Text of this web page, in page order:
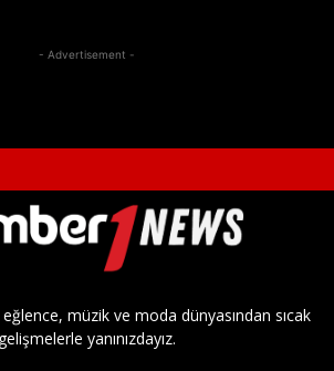
- Advertisement -
müzik ve moda dünyasından sıcak
gelişmelerle yanınızdayız.